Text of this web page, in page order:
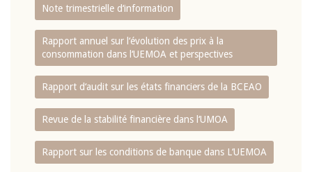
Note trimestrielle d‘information
Rapport annuel sur l‘évolution des prix à la
consommation dans l‘UEMOA et perspectives
Rapport d‘audit sur les états financiers de la BCEAO
Revue de la stabilité financière dans l‘UMOA
Rapport sur les conditions de banque dans L‘UEMOA